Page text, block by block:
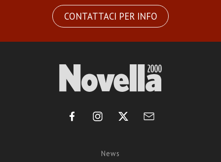
CONTATTACI PER INFO
News